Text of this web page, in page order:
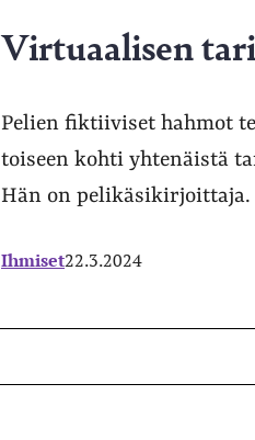
Virtuaalisen
Pelien fiktiiviset hahmot
toiseen kohti yhtenäistä
Hän on pelikäsikirjoittaja.
Ihmiset22.3.2024